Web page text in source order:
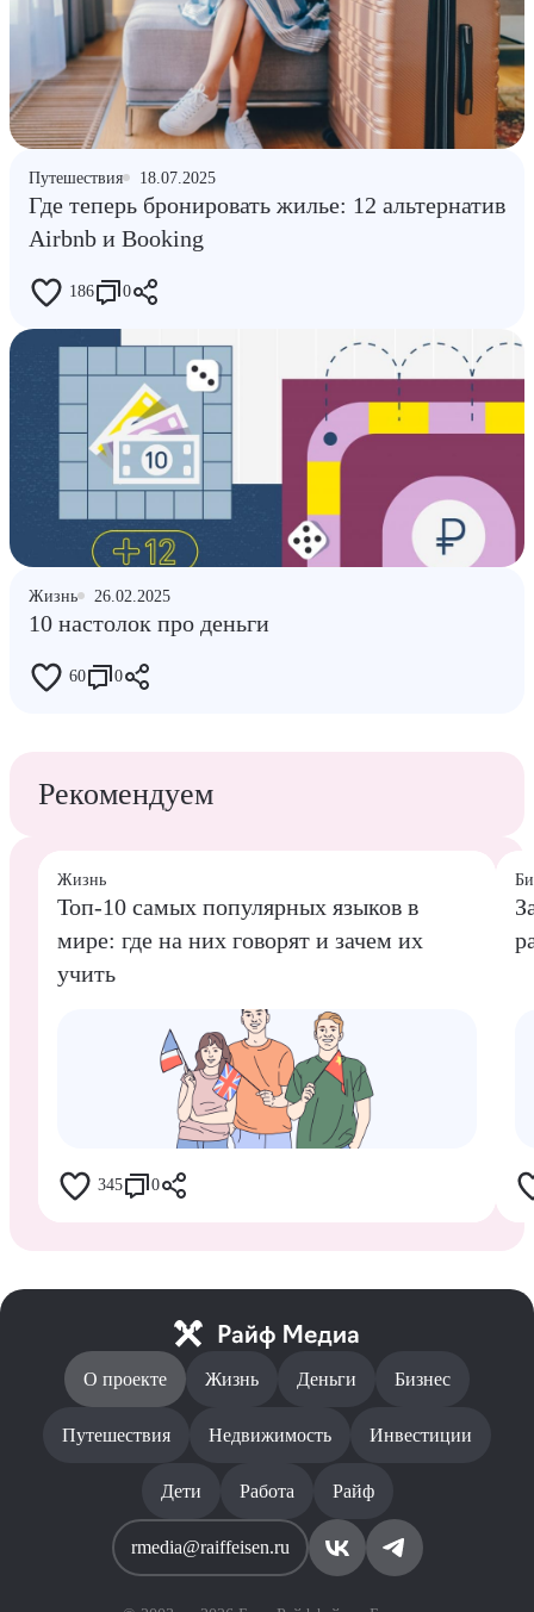
Путешествия 18.07.2025
Где теперь бронировать жилье: 12 альтернатив
Airbnb и Booking
186 0
Жизнь 26.02.2025
10 настолок про деньги
60 0
Рекомендуем
Жизнь
Топ-10 самых популярных языков в
мире: где на них говорят и зачем их
учить
345 0
О проекте Жизнь Деньги Бизнес
Путешествия Недвижимость Инвестиции
Дети Работа Райф
rmedia@raiffeisen.ru